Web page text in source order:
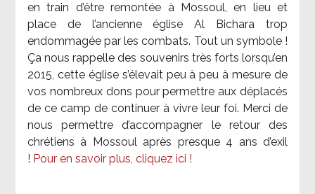
en train d’être remontée à Mossoul, en lieu et
place de l’ancienne église Al Bichara trop
endommagée par les combats. Tout un symbole !
Ça nous rappelle des souvenirs très forts lorsqu’en
2015, cette église s’élevait peu à peu à mesure de
vos nombreux dons pour permettre aux déplacés
de ce camp de continuer à vivre leur foi. Merci de
nous permettre d’accompagner le retour des
chrétiens à Mossoul après presque 4 ans d’exil
! Pour en savoir plus, cliquez ici !